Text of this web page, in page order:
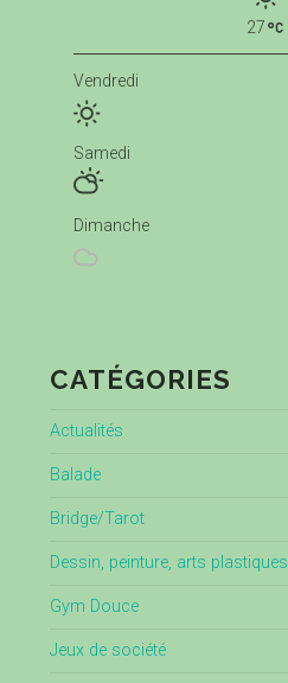
27
Vendredi
Samedi
Dimanche
CATÉGORIES
Actualités
Balade
Bridge/Tarot
Dessin, peinture, arts plastiques
Gym Douce
Jeux de société